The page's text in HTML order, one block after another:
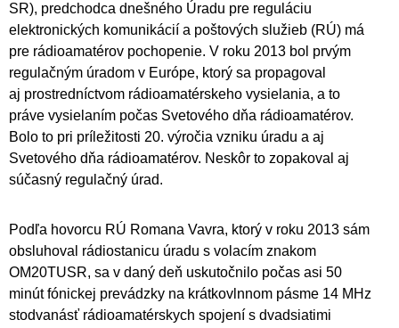
SR), predchodca dnešného Úradu pre reguláciu
elektronických komunikácií a poštových služieb (RÚ) má
pre rádioamatérov pochopenie. V roku 2013 bol prvým
regulačným úradom v Európe, ktorý sa propagoval
aj prostredníctvom rádioamatérskeho vysielania, a to
práve vysielaním počas Svetového dňa rádioamatérov.
Bolo to pri príležitosti 20. výročia vzniku úradu a aj
Svetového dňa rádioamatérov. Neskôr to zopakoval aj
súčasný regulačný úrad.
Podľa hovorcu RÚ Romana Vavra, ktorý v roku 2013 sám
obsluhoval rádiostanicu úradu s volacím znakom
OM20TUSR, sa v daný deň uskutočnilo počas asi 50
minút fónickej prevádzky na krátkovlnnom pásme 14 MHz
stodvanásť rádioamatérskych spojení s dvadsiatimi